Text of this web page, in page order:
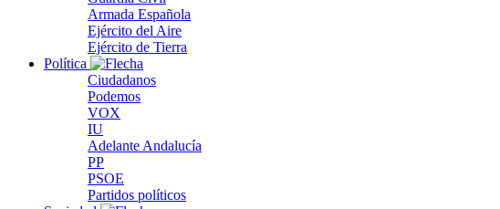
Armada Española
Ejército del Aire
Ejército de Tierra
Política
Ciudadanos
Podemos
VOX
IU
Adelante Andalucía
PP
PSOE
Partidos políticos